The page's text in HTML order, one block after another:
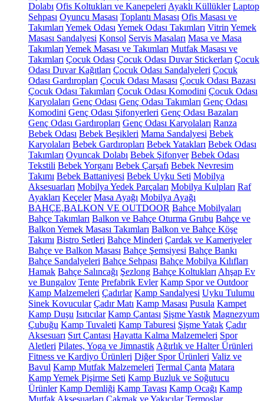
Dolabı Ofis Koltukları ve Kanepeleri Ayaklı Küllükler Laptop
Sehpası Oyuncu Masası Toplantı Masası Ofis Masası ve
Takımları Yemek Odası Yemek Odası Takımları Vitrin Yemek
Masası Sandalyesi Konsol Servis Masaları Masa ve Masa
Takımları Yemek Masası ve Takımları Mutfak Masası ve
Takımları Çocuk Odası Çocuk Odası Duvar Stickerları Çocuk
Odası Duvar Kağıtları Çocuk Odası Sandalyeleri Çocuk
Odası Gardıropları Çocuk Odası Masası Çocuk Odası Bazası
Çocuk Odası Takımları Çocuk Odası Komodini Çocuk Odası
Karyolaları Genç Odası Genç Odası Takımları Genç Odası
Komodini Genç Odası Şifonyerleri Genç Odası Bazaları
Genç Odası Gardıropları Genç Odası Karyolaları Ranza
Bebek Odası Bebek Beşikleri Mama Sandalyesi Bebek
Karyolaları Bebek Gardıropları Bebek Yatakları Bebek Odası
Takımları Oyuncak Dolabı Bebek Şifonyer Bebek Odası
Tekstili Bebek Yorganı Bebek Çarşafı Bebek Nevresim
Takımı Bebek Battaniyesi Bebek Uyku Seti Mobilya
Aksesuarları Mobilya Yedek Parçaları Mobilya Kulpları Raf
Ayakları Keçeler Masa Ayağı Mobilya Ayağı
BAHÇE,BALKON VE OUTDOOR Bahçe Mobilyaları
Bahçe Takımları Balkon ve Bahçe Oturma Grubu Bahçe ve
Balkon Yemek Masası Takımları Balkon ve Bahçe Köşe
Takımı Bistro Setleri Bahçe Minderi Çardak ve Kameriyeler
Bahçe ve Balkon Masası Bahçe Şemsiyesi Bahçe Bankı
Bahçe Sandalyeleri Bahçe Sehpası Bahçe Mobilya Kılıfları
Hamak Bahçe Salıncağı Şezlong Bahçe Koltukları Ahşap Ev
ve Bungalov Tente Prefabrik Evler Kamp Spor ve Outdoor
Kamp Malzemeleri Çadırlar Kamp Sandalyesi Uyku Tulumu
Sinek Kovucular Çadır Matı Kamp Masası Pusula Kampet
Kamp Duşu Isıtıcılar Kamp Çantası Şişme Yastık Magnezyum
Çubuğu Kamp Tuvaleti Kamp Taburesi Şişme Yatak Çadır
Aksesuarı Sırt Çantası Hayatta Kalma Malzemeleri Spor
Aletleri Pilates, Yoga ve Jimnastik Ağırlık ve Halter Ürünleri
Fitness ve Kardiyo Ürünleri Diğer Spor Ürünleri Valiz ve
Bavul Kamp Mutfak Malzemeleri Termal Çanta Matara
Kamp Yemek Pişirme Seti Kamp Buzluk ve Soğutucu
Ürünler Kamp Demliği Kamp Tavası Kamp Ocağı Kamp
Mutfak Aksesuarları Çakmak ve Yakıcılar Termoslar